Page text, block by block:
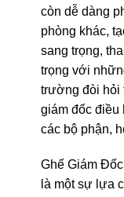
còn dễ dàng
phòng khác,
sang trọng,
trọng với
trường đòi hỏi
giám đốc điều
các bộ phận,
Ghế Giám
là một sự lựa